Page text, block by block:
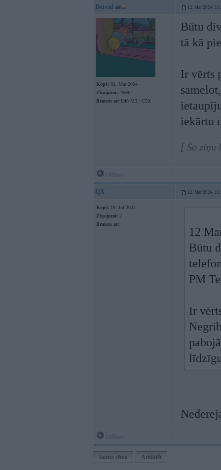
Deivid 12. Mar 2024,
Kopš: 02. Mar 2004
Ziņojumi: 40692
Braucu ar: E46 M3 / C5X
Būtu
tā kā
Ir vērts
iekārtu
[ Šo ziņu
QX 12. Mar 2024,
Kopš: 18. Jul 2023
Ziņojumi: 2
Braucu ar:
12
Būtu
PM
Ir
Jauna tēma Atbildēt